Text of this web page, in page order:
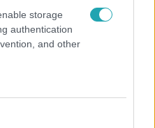
storage
authentication
and other